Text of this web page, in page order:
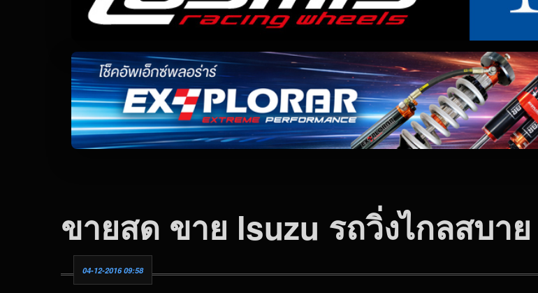
ขายสด ขาย lsuzu รถวิ่งไกลสบา
04-12-2016 09:58